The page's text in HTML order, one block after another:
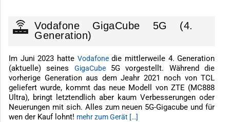
Vodafone GigaCube 5G (4.
Generation)
Im Juni 2023 hatte Vodafonedie mittlerweile 4. Generation
(aktuelle) seines GigaCube5G vorgestellt. Während die
vorherige Generation aus dem Jeahr 2021 noch von TCL
geliefert wurde, kommt das neue Modell von ZTE (MC888
Ultra), bringt letztendlich aber kaum Verbesserungen oder
Neuerungen mit sich. Alles zum neuen 5G-Gigacube und für
wen der Kauf lohnt! mehr zum Gerät […]